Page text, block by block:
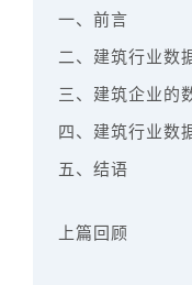
一、前言
二、建筑行业数
三、建筑企业的
四、建筑行业数
五、结语
上篇回顾